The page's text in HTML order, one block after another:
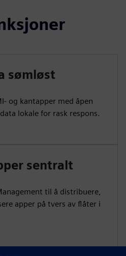
sømløst
og kantapper med åpen
lokale for rask respons.
sentralt
til å distribuere,
apper på tvers av flåter i